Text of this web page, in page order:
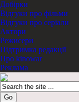
Добірки
Відгуки про фільми
Відгуки про серіали
Актори
Режисери
Підтримка редакції
Про kinowar
Реклама
Go